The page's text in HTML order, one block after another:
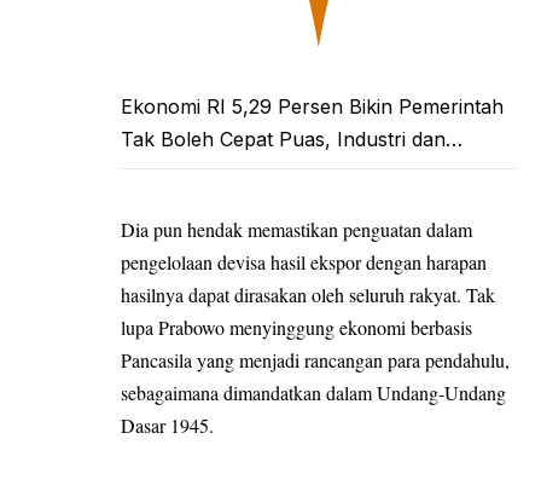
Ekonomi RI 5,29 Persen Bikin Pemerintah
Tak Boleh Cepat Puas, Industri dan…
Dia pun hendak memastikan penguatan dalam
pengelolaan devisa hasil ekspordengan harapan
hasilnya dapat dirasakan oleh seluruh rakyat. Tak
lupa Prabowo menyinggung ekonomi berbasis
Pancasila yang menjadi rancangan para pendahulu,
sebagaimana dimandatkan dalam Undang-Undang
Dasar 1945.